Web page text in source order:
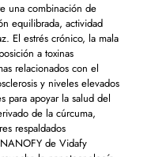
una combinación de
equilibrada, actividad
El estrés crónico, la mala
a toxinas
relacionados con el
y niveles elevados
para apoyar la salud del
de la cúrcuma,
respaldados
de Vidafy